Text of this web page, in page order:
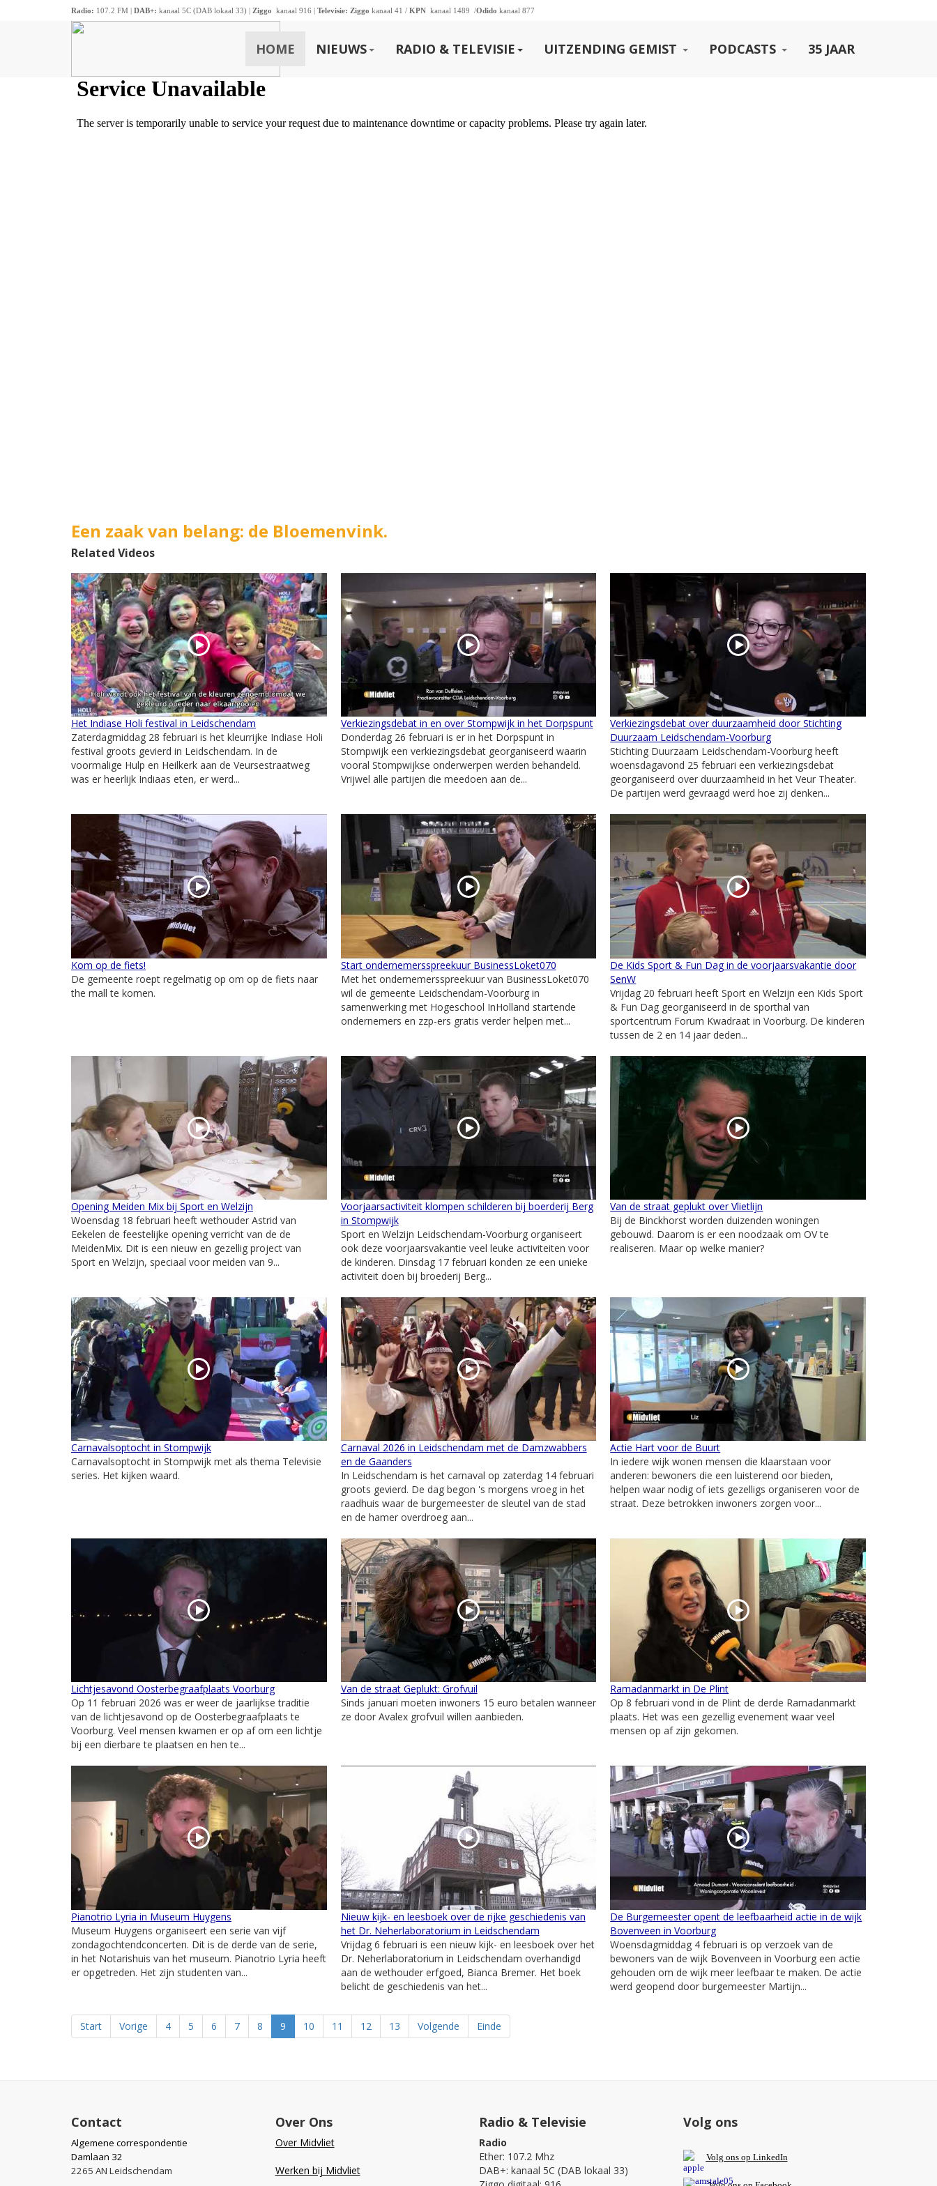
Radio: 107.2 FM | DAB+: kanaal 5C (DAB lokaal 33) | Ziggo kanaal 916 | Televisie: Ziggo kanaal 41 / KPN kanaal 1489 /Odido kanaal 877
HOME NIEUWS RADIO & TELEVISIE UITZENDING GEMIST PODCASTS 35 JAAR
Een zaak van belang: de Bloemenvink.
Related Videos
Het Indiase Holi festival in Leidschendam
Zaterdagmiddag 28 februari is het kleurrijke Indiase Holi
festival groots gevierd in Leidschendam. In de
voormalige Hulp en Heilkerk aan de Veursestraatweg
was er heerlijk Indiaas eten, er werd...
Verkiezingsdebat in en over Stompwijk in het Dorpspunt
Donderdag 26 februari is er in het Dorpspunt in
Stompwijk een verkiezingsdebat georganiseerd waarin
vooral Stompwijkse onderwerpen werden behandeld.
Vrijwel alle partijen die meedoen aan de...
Verkiezingsdebat over duurzaamheid door Stichting
Duurzaam Leidschendam-Voorburg
Stichting Duurzaam Leidschendam-Voorburg heeft
woensdagavond 25 februari een verkiezingsdebat
georganiseerd over duurzaamheid in het Veur Theater.
De partijen werd gevraagd werd hoe zij denken...
Kom op de fiets!
De gemeente roept regelmatig op om op de fiets naar
the mall te komen.
Start ondernemersspreekuur BusinessLoket070
Met het ondernemersspreekuur van BusinessLoket070
wil de gemeente Leidschendam-Voorburg in
samenwerking met Hogeschool InHolland startende
ondernemers en zzp-ers gratis verder helpen met...
De Kids Sport & Fun Dag in de voorjaarsvakantie door
SenW
Vrijdag 20 februari heeft Sport en Welzijn een Kids Sport
& Fun Dag georganiseerd in de sporthal van
sportcentrum Forum Kwadraat in Voorburg. De kinderen
tussen de 2 en 14 jaar deden...
Opening Meiden Mix bij Sport en Welzijn
Woensdag 18 februari heeft wethouder Astrid van
Eekelen de feestelijke opening verricht van de de
MeidenMix. Dit is een nieuw en gezellig project van
Sport en Welzijn, speciaal voor meiden van 9...
Voorjaarsactiviteit klompen schilderen bij boerderij Berg
in Stompwijk
Sport en Welzijn Leidschendam-Voorburg organiseert
ook deze voorjaarsvakantie veel leuke activiteiten voor
de kinderen. Dinsdag 17 februari konden ze een unieke
activiteit doen bij broederij Berg...
Van de straat geplukt over Vlietlijn
Bij de Binckhorst worden duizenden woningen
gebouwd. Daarom is er een noodzaak om OV te
realiseren. Maar op welke manier?
Carnavalsoptocht in Stompwijk
Carnavalsoptocht in Stompwijk met als thema Televisie
series. Het kijken waard.
Carnaval 2026 in Leidschendam met de Damzwabbers
en de Gaanders
In Leidschendam is het carnaval op zaterdag 14 februari
groots gevierd. De dag begon 's morgens vroeg in het
raadhuis waar de burgemeester de sleutel van de stad
en de hamer overdroeg aan...
Actie Hart voor de Buurt
In iedere wijk wonen mensen die klaarstaan voor
anderen: bewoners die een luisterend oor bieden,
helpen waar nodig of iets gezelligs organiseren voor de
straat. Deze betrokken inwoners zorgen voor...
Lichtjesavond Oosterbegraafplaats Voorburg
Op 11 februari 2026 was er weer de jaarlijkse traditie
van de lichtjesavond op de Oosterbegraafplaats te
Voorburg. Veel mensen kwamen er op af om een lichtje
bij een dierbare te plaatsen en hen te...
Van de straat Geplukt: Grofvuil
Sinds januari moeten inwoners 15 euro betalen wanneer
ze door Avalex grofvuil willen aanbieden.
Ramadanmarkt in De Plint
Op 8 februari vond in de Plint de derde Ramadanmarkt
plaats. Het was een gezellig evenement waar veel
mensen op af zijn gekomen.
Pianotrio Lyria in Museum Huygens
Museum Huygens organiseert een serie van vijf
zondagochtendconcerten. Dit is de derde van de serie,
in het Notarishuis van het museum. Pianotrio Lyria heeft
er opgetreden. Het zijn studenten van...
Nieuw kijk- en leesboek over de rijke geschiedenis van
het Dr. Neherlaboratorium in Leidschendam
Vrijdag 6 februari is een nieuw kijk- en leesboek over het
Dr. Neherlaboratorium in Leidschendam overhandigd
aan de wethouder erfgoed, Bianca Bremer. Het boek
belicht de geschiedenis van het...
De Burgemeester opent de leefbaarheid actie in de wijk
Bovenveen in Voorburg
Woensdagmiddag 4 februari is op verzoek van de
bewoners van de wijk Bovenveen in Voorburg een actie
gehouden om de wijk meer leefbaar te maken. De actie
werd geopend door burgemeester Martijn...
Start Vorige 4 5 6 7 8 9 10 11 12 13 Volgende Einde
Contact
Algemene correspondentie
Damlaan 32
2265 AN Leidschendam
Over Ons
Over Midvliet
Werken bij Midvliet
Radio & Televisie
Radio
Ether: 107.2 Mhz
DAB+: kanaal 5C (DAB lokaal 33)
Volg ons
Volg ons op LinkedIn